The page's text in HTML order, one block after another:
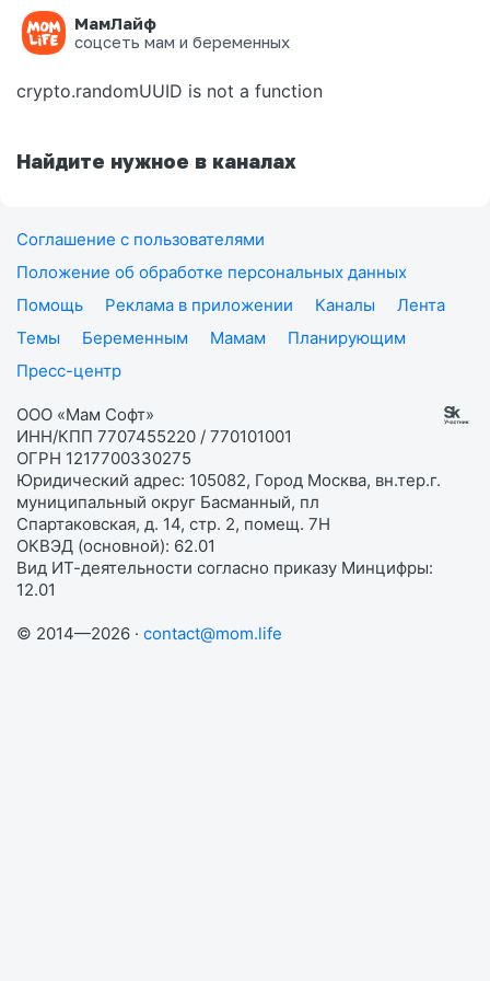
МамЛайф
соцсеть мам и беременных
Ошибка на странице
crypto.randomUUID is not a function
Найдите нужное в каналах
Соглашение с пользователями
Положение об обработке персональных данных
Помощь
Реклама в приложении Каналы
Лента
Темы
Беременным Мамам
Планирующим
Пресс-центр
ООО «Мам Софт»
ИНН/КПП 7707455220 / 770101001
ОГРН 1217700330275
Юридический адрес: 105082, Город Москва, вн.тер.г.
муниципальный округ Басманный, пл
Спартаковская, д. 14, стр. 2, помещ. 7Н
ОКВЭД (основной): 62.01
Вид ИТ-деятельности согласно приказу Минцифры:
12.01
© 2014—2026 · contact@mom.life